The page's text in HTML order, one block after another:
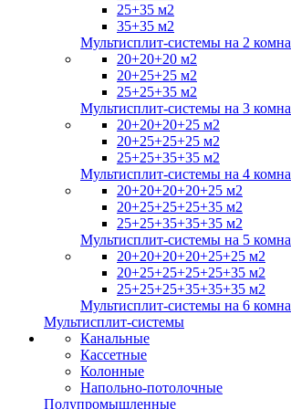
25+35 м2
35+35 м2
Мультисплит-системы на 2
20+20+20 м2
20+25+25 м2
25+25+35 м2
Мультисплит-системы на 3
20+20+20+25 м2
20+25+25+25 м2
25+25+35+35 м2
Мультисплит-системы на 4
20+20+20+20+25 м2
20+25+25+25+35 м2
25+25+35+35+35 м2
Мультисплит-системы на 5
20+20+20+20+25+25 м2
20+25+25+25+25+35 м2
25+25+25+35+35+35 м2
Мультисплит-системы на 6
Мультисплит-системы
Канальные
Кассетные
Колонные
Напольно-потолочные
Полупромышленные